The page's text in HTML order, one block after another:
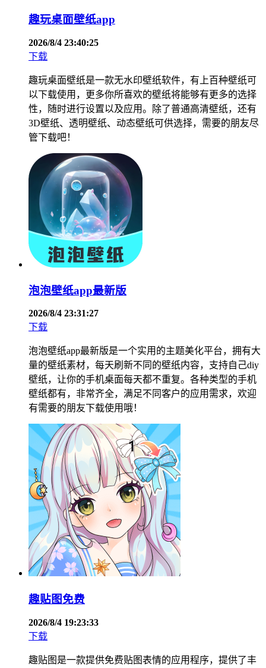
趣玩桌面壁纸app
2026/8/4 23:40:25
下载
趣玩桌面壁纸是一款无水印壁纸软件，有上百种壁纸可
以下载使用，更多你所喜欢的壁纸将能够有更多的选择
性，随时进行设置以及应用。除了普通高清壁纸，还有
3D壁纸、透明壁纸、动态壁纸可供选择，需要的朋友尽
管下载吧！
泡泡壁纸app最新版
2026/8/4 23:31:27
下载
泡泡壁纸app最新版是一个实用的主题美化平台，拥有大
量的壁纸素材，每天刷新不同的壁纸内容，支持自己diy
壁纸，让你的手机桌面每天都不重复。各种类型的手机
壁纸都有，非常齐全，满足不同客户的应用需求，欢迎
有需要的朋友下载使用哦！
趣贴图免费
2026/8/4 19:23:33
下载
趣贴图是一款提供免费贴图表情的应用程序，提供了丰